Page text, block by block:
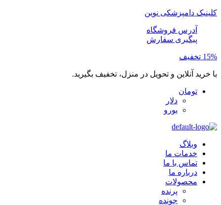
کلینیک دامپزشکی نوین
آدرس فروشگاه
پیگیری سفارش
15% تخفیف
با خرید آنلاین و تحویل در منزل، تخفیف بگیرید.
تومان
دلار
یورو
وبلاگ
خدمات ما
تماس با ما
درباره ما
محصولات
پرنده
جونده